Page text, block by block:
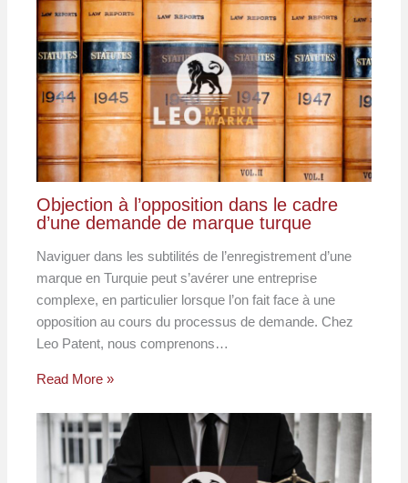
Objection à l’opposition dans le cadre
d’une demande de marque turque
Naviguer dans les subtilités de l’enregistrement d’une
marque en Turquie peut s’avérer une entreprise
complexe, en particulier lorsque l’on fait face à une
opposition au cours du processus de demande. Chez
Leo Patent, nous comprenons…
Read More »